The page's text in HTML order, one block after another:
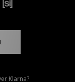
Klarna?